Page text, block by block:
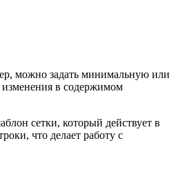
можно задать минимальную или
изменения в содержимом
сетки, который действует в
что делает работу с